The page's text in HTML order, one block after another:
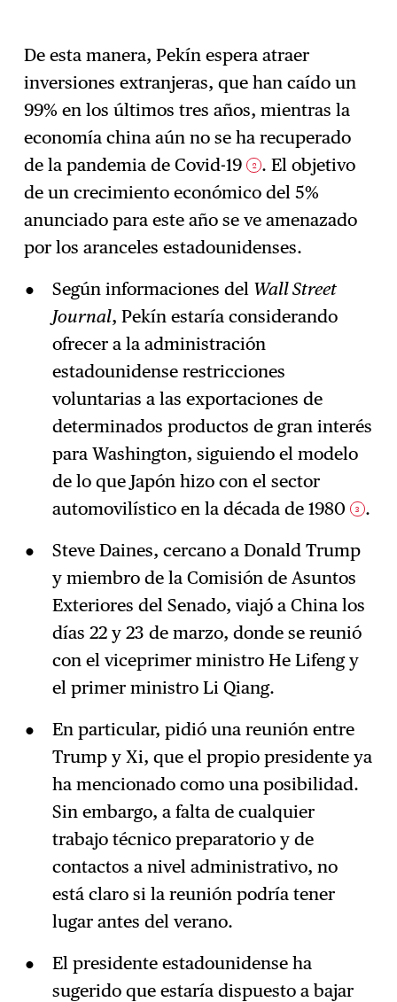
De esta manera, Pekín espera atraer
inversiones extranjeras, que han caído un
99% en los últimos tres años, mientras la
economía china aún no se ha recuperado
de la pandemia de Covid-19 2 . El objetivo
de un crecimiento económico del 5%
anunciado para este año se ve amenazado
por los aranceles estadounidenses.
Según informaciones del Wall Street
Journal, Pekín estaría considerando
ofrecer a la administración
estadounidense restricciones
voluntarias a las exportaciones de
determinados productos de gran interés
para Washington, siguiendo el modelo
de lo que Japón hizo con el sector
automovilístico en la década de 1980
3 .
Steve Daines, cercano a Donald Trump
y miembro de la Comisión de Asuntos
Exteriores del Senado, viajó a China los
días 22 y 23 de marzo, donde se reunió
con el viceprimer ministro He Lifeng y
el primer ministro Li Qiang.
En particular, pidió una reunión entre
Trump y Xi, que el propio presidente ya
ha mencionado como una posibilidad.
Sin embargo, a falta de cualquier
trabajo técnico preparatorio y de
contactos a nivel administrativo, no
está claro si la reunión podría tener
lugar antes del verano.
El presidente estadounidense ha
sugerido que estaría dispuesto a bajar